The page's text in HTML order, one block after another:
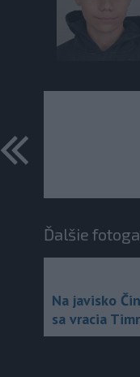
Ďalšie
Na javisko
sa vracia